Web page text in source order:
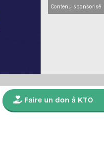
Contenu sponsorisé
Faire un don à KTO